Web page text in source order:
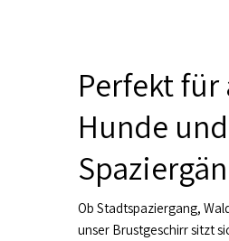
Perfekt für
Hunde
Ob Stadtspaziergang,
unser Brustgeschirr sitzt